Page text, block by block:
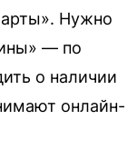
Нужно
— по
о наличии
онлайн-